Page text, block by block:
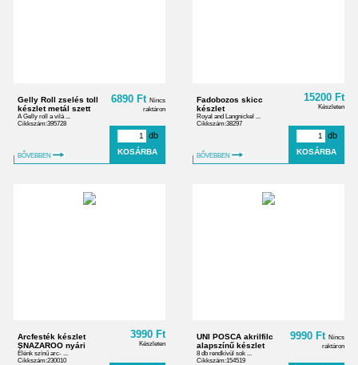
Gelly Roll zselés toll
készlet metál szett
A Gelly roll a vilá ...
Cikkszám:395728
BŐVEBBEN
6890 Ft Nincs
raktáron
db
Fadobozos skicc
készlet
Royal and Langnickel ...
Cikkszám:38297
BŐVEBBEN
15200 Ft
Készleten
db
Arcfesték készlet
SNAZAROO nyári
Élénk színű arc- ...
Cikkszám:230010
3990 Ft
Készleten
UNI POSCA akrilfilc
alapszínű készlet
8 db rendkívül sok ...
Cikkszám:154519
9990 Ft Nincs
raktáron